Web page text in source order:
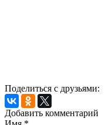
Поделиться с друзьями:
Добавить комментарий